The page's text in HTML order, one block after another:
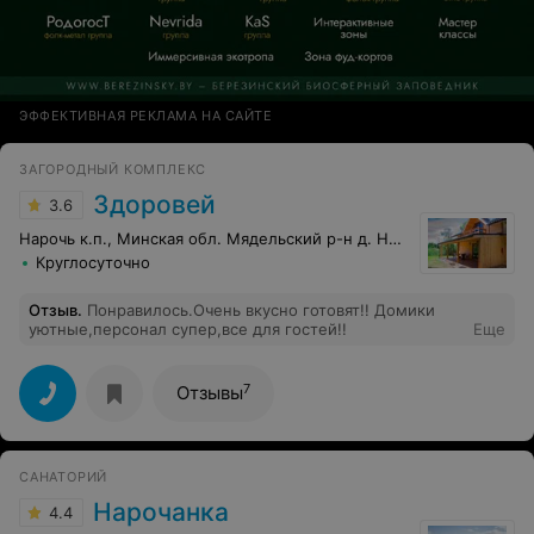
ЭФФЕКТИВНАЯ РЕКЛАМА НА САЙТЕ
ЗАГОРОДНЫЙ КОМПЛЕКС
3.6 Здоровей
Нарочь к.п., Минская обл. Мядельский р-н д. Никольцы, 11
Круглосуточно
Отзыв. Понравилось.Очень вкусно готовят!! Домики
уютные,персонал супер,все для гостей!!
Еще
Отзывы7
САНАТОРИЙ
4.4 Нарочанка